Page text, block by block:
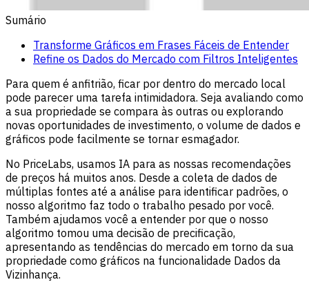
Sumário
Transforme Gráficos em Frases Fáceis de Entender
Refine os Dados do Mercado com Filtros Inteligentes
Para quem é anfitrião, ficar por dentro do mercado local
pode parecer uma tarefa intimidadora. Seja avaliando como
a sua propriedade se compara às outras ou explorando
novas oportunidades de investimento, o volume de dados e
gráficos pode facilmente se tornar esmagador.
No PriceLabs, usamos IA para as nossas recomendações
de preços há muitos anos. Desde a coleta de dados de
múltiplas fontes até a análise para identificar padrões, o
nosso algoritmo faz todo o trabalho pesado por você.
Também ajudamos você a entender por que o nosso
algoritmo tomou uma decisão de precificação,
apresentando as tendências do mercado em torno da sua
propriedade como gráficos na funcionalidade Dados da
Vizinhança.